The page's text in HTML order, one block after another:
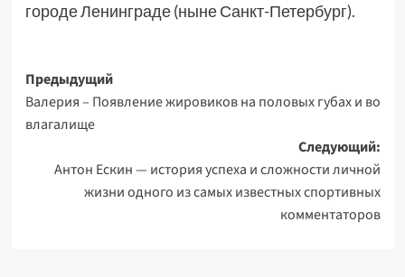
городе Ленинграде (ныне Санкт-Петербург).
Навигация
записи
Предыдущий
Валерия – Появление жировиков на половых губах и во
влагалище
Следующий:
Антон Ескин — история успеха и сложности личной
жизни одного из самых известных спортивных
комментаторов